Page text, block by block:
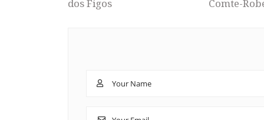
dos Figos
Comte-